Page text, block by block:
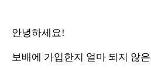
안녕하세요!
보배에 가입한지 얼마 되지 않